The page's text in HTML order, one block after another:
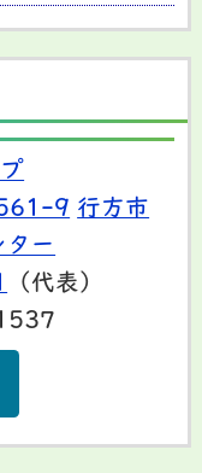
9 行方市
ー
（代表）